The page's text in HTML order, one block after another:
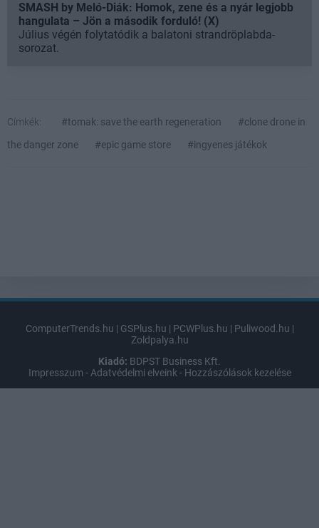
SMASH by Meló-Diák: Homok, zene és a nyár legjobb
hangulata – Jön a második forduló! (X)
Július végén folytatódik a balatoni strandröplabda-
sorozat.
Címkék: #tomak: save the earth regeneration
#clone drone in
the danger zone
#epic game store #ingyenes játékok
ComputerTrends.hu | GSPlus.hu | PCWPlus.hu | Puliwood.hu |
Zoldpalya.hu
Kiadó: BDPST Business Kft.
Impresszum -Adatvédelmi elveink- Hozzászólások kezelése